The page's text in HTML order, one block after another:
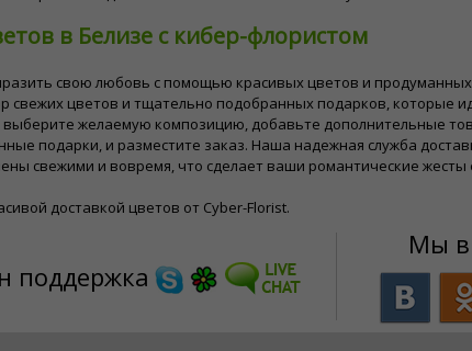
в Белизе с кибер-флористом
свою любовь с помощью красивых цветов и
свежих цветов и тщательно подобранных подарков, которые
выберите желаемую композицию, добавьте дополнительные
подарки, и разместите заказ. Наша надежная служба
свежими и вовремя, что сделает ваши романтические
доставкой цветов от Cyber-Florist.
поддержка
Мы в